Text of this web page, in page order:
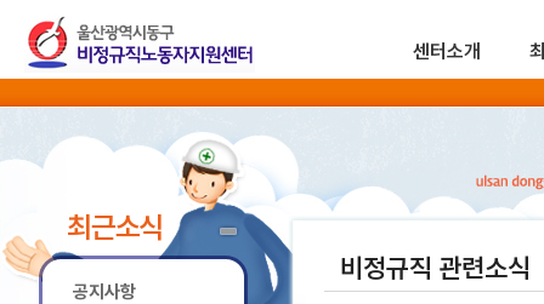
센터소개
최근소식
공지사항
비정규직 관련소식